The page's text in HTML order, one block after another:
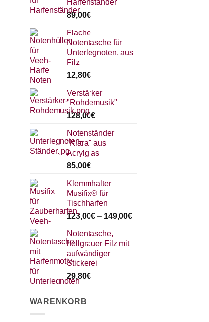
Harfenständer
89,00€
Flache
Notentasche für
Unterlegnoten, aus
Filz
12,80€
Verstärker
"Rohdemusik"
128,00€
Notenständer
"Klara" aus
Acrylglas
85,00€
Klemmhalter
Musifix® für
Tischharfen
123,00€– 149,00€
Notentasche,
hellgrauer Filz mit
aufwändiger
Stickerei
29,80€
WARENKORB